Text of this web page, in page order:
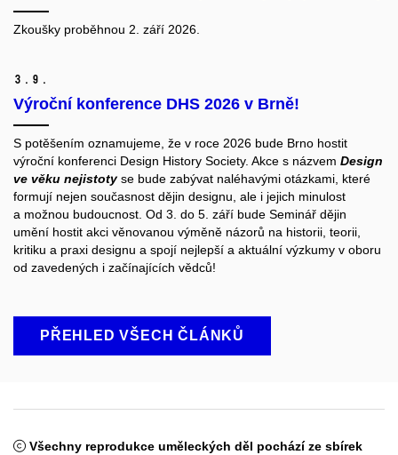
Zkoušky proběhnou 2. září 2026.
3. 9.
Výroční konference DHS 2026 v Brně!
S potěšením oznamujeme, že v roce 2026 bude Brno hostit
výroční konferenci Design History Society. Akce s názvem Design
ve věku nejistotyse bude zabývat naléhavými otázkami, které
formují nejen současnost dějin designu, ale i jejich minulost
a možnou budoucnost. Od 3. do 5. září bude Seminář dějin
umění hostit akci věnovanou výměně názorů na historii, teorii,
kritiku a praxi designu a spojí nejlepší a aktuální výzkumy v oboru
od zavedených i začínajících vědců!
PŘEHLED VŠECH ČLÁNKŮ
Všechny reprodukce uměleckých děl pochází ze sbírek